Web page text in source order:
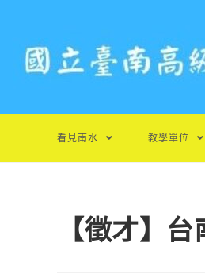
看見南水 教學單位
【徵才】